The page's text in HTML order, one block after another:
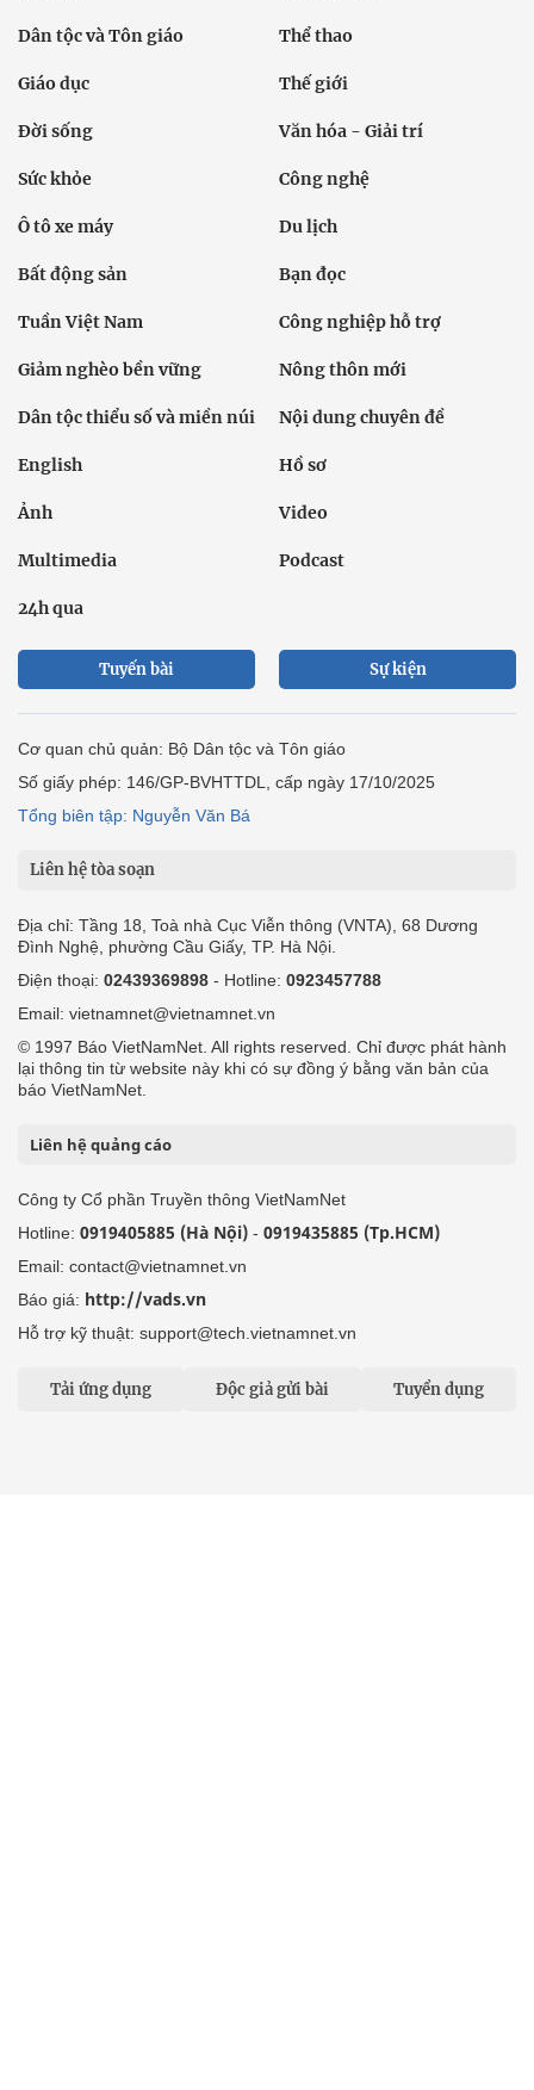
Dân tộc và Tôn giáo Thể thao
Giáo dục Thế giới
Đời sống Văn hóa - Giải trí
Sức khỏe Công nghệ
Ô tô xe máy Du lịch
Bất động sản Bạn đọc
Tuần Việt Nam Công nghiệp hỗ trợ
Giảm nghèo bền vững Nông thôn mới
Dân tộc thiểu số và miền núi Nội dung chuyên đề
English Hồ sơ
Ảnh Video
Multimedia Podcast
24h qua
Tuyến bài Sự kiện
Cơ quan chủ quản: Bộ Dân tộc và Tôn giáo
Số giấy phép: 146/GP-BVHTTDL, cấp ngày 17/10/2025
Tổng biên tập: Nguyễn Văn Bá
Liên hệ tòa soạn
Địa chỉ: Tầng 18, Toà nhà Cục Viễn thông (VNTA), 68 Dương
Đình Nghệ, phường Cầu Giấy, TP. Hà Nội.
Điện thoại: 02439369898 - Hotline: 0923457788
Email: vietnamnet@vietnamnet.vn
© 1997 Báo VietNamNet. All rights reserved. Chỉ được phát hành
lại thông tin từ website này khi có sự đồng ý bằng văn bản của
báo VietNamNet.
Liên hệ quảng cáo
Công ty Cổ phần Truyền thông VietNamNet
Hotline: 0919405885 (Hà Nội) - 0919435885 (Tp.HCM)
Email: contact@vietnamnet.vn
Báo giá: http://vads.vn
Hỗ trợ kỹ thuật: support@tech.vietnamnet.vn
Tải ứng dụng Độc giả gửi bài Tuyển dụng